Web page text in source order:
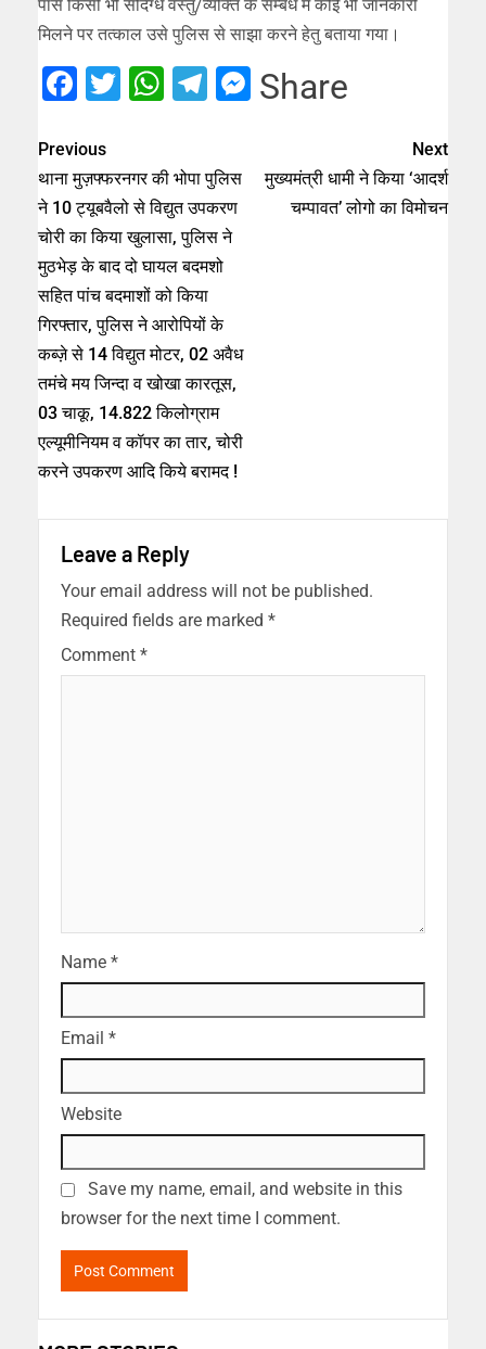
पास किसी भी संदिग्ध वस्तु/व्यक्ति के सम्बंध में कोई भी जानकारी
मिलने पर तत्काल उसे पुलिस से साझा करने हेतु बताया गया।
Facebook
Twitter
WhatsApp
Telegram
Messenger
Share
Previous
थाना मुज़फ्फरनगर की भोपा पुलिस
ने 10 ट्यूबवैलो से विद्युत उपकरण
चोरी का किया खुलासा, पुलिस ने
मुठभेड़ के बाद दो घायल बदमशो
सहित पांच बदमाशों को किया
गिरफ्तार, पुलिस ने आरोपियों के
कब्ज़े से 14 विद्युत मोटर, 02 अवैध
तमंचे मय जिन्दा व खोखा कारतूस,
03 चाकू, 14.822 किलोग्राम
एल्यूमीनियम व कॉपर का तार, चोरी
करने उपकरण आदि किये बरामद !
Next
मुख्यमंत्री धामी ने किया ‘आदर्श
चम्पावत’ लोगो का विमोचन
Leave a Reply
Your email address will not be published.
Required fields are marked *
Comment *
Name *
Email *
Website
Save my name, email, and website in this
browser for the next time I comment.